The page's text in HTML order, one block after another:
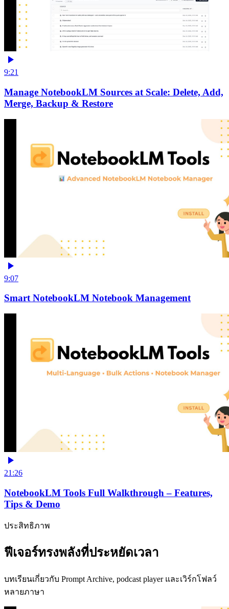
9:21
Manage NotebookLM Sources at Scale: Delete, Add,
Merge, Backup & Restore
9:07
Smart NotebookLM Notebook Management
21:26
NotebookLM Tools Full Walkthrough – Features,
Tips & Demo
ประสิทธิภาพ
ฟีเจอร์ทรงพลังที่ประหยัดเวลา
บทเรียนเกี่ยวกับ Prompt Archive, podcast player และเวิร์กโฟลว์
หลายภาษา